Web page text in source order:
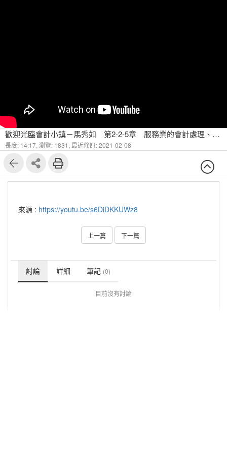
歡迎光臨會計小鎮－馬秀如 第2-2-5章 服務業的會計處理、借貸法則與會計循環 借貸法則（五）
長度: 14:17, 瀏覽: 1831, 最近修訂: 2021-02-08
來源 : https://youtu.be/s6DiDKKUWz8
上一篇 下一篇
討論 詳細 筆記 (0)
目前沒有討論